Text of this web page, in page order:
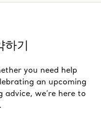
하기
you need help
an upcoming
advice, we’re here to